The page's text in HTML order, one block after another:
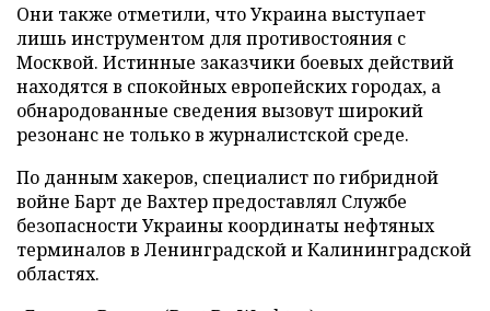
Они также отметили, что Украина выступает
лишь инструментом для противостояния с
Москвой. Истинные заказчики боевых действий
находятся в спокойных европейских городах, а
обнародованные сведения вызовут широкий
резонанс не только в журналистской среде.
По данным хакеров, специалист по гибридной
войне Барт де Вахтер предоставлял Службе
безопасности Украины координаты нефтяных
терминалов в Ленинградской и Калининградской
областях.